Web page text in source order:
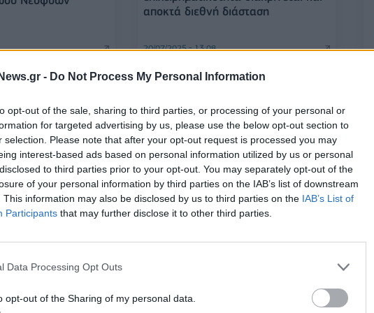
- Do Not Process My Personal Information
opt-out of the sale, sharing to third parties, or processing of your personal or
for targeted advertising by us, please use the below opt-out section to
selection. Please note that after your opt-out request is processed you may
interest-based ads based on personal information utilized by us or personal
to third parties prior to your opt-out. You may separately opt-out of the
of your personal information by third parties on the IAB’s list of downstream
This information may also be disclosed by us to third parties on the IAB’s List of
Participants that may further disclose it to other third parties.
Data Processing Opt Outs
opt-out of the Sharing of my personal data.
αποκτά διεθνή διάσταση
20/07/2025 - 13:08
την εθελοντική
«κλικ»
Bitloops: Η ελληνική startup που
συγκέντρωσε 1 εκατ. ευρώ για να